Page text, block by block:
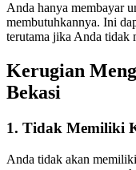
Anda hanya membayar
membutuhkannya. Ini
terutama jika Anda tidak
Kerugian
Bekasi
1. Tidak Memiliki
Anda tidak akan